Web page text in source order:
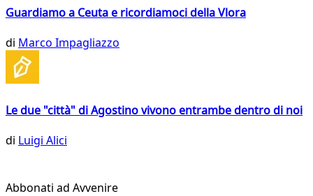
Guardiamo a Ceuta e ricordiamoci della Vlora
di Marco Impagliazzo
Le due "città" di Agostino vivono entrambe dentro di noi
di Luigi Alici
Abbonati ad Avvenire